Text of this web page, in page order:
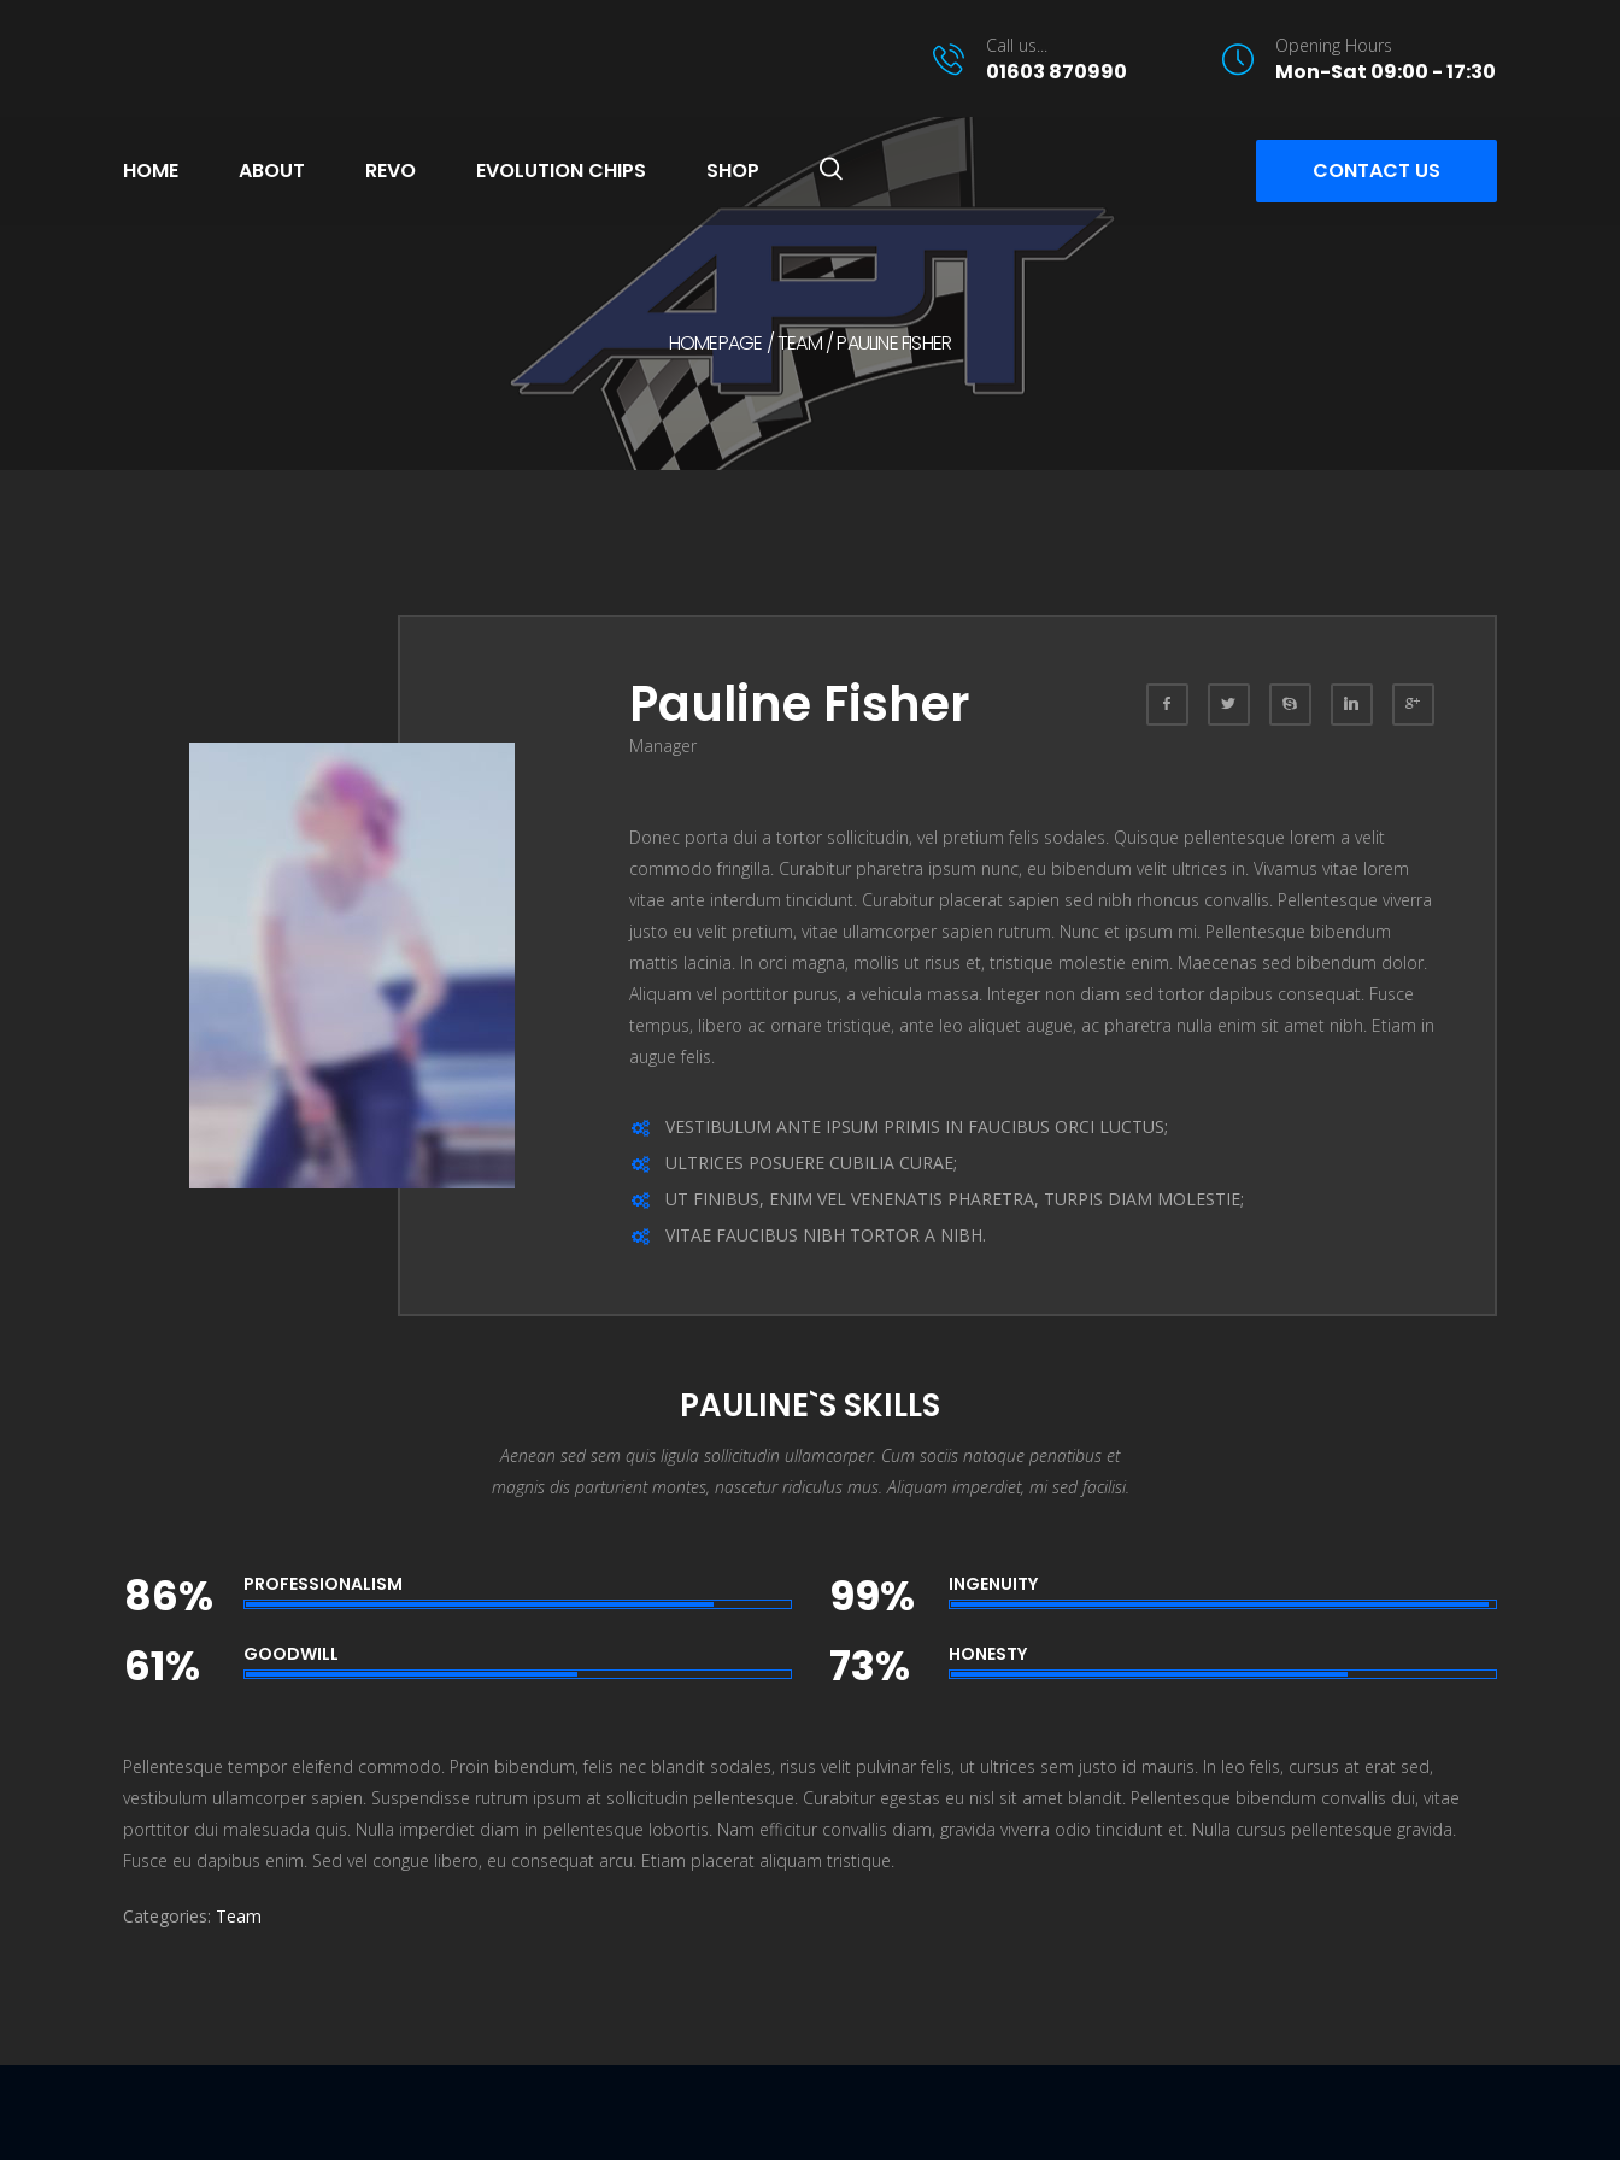
Call us...
01603 870990
Opening Hours
Mon-Sat 09:00 - 17:30
HOME ABOUT REVO EVOLUTION CHIPS SHOP CONTACT US
HOMEPAGE TEAM PAULINE FISHER
Pauline Fisher
Manager
Donec porta dui a tortor sollicitudin, vel pretium felis sodales. Quisque pellentesque lorem a velit
commodo fringilla. Curabitur pharetra ipsum nunc, eu bibendum velit ultrices in. Vivamus vitae lorem
vitae ante interdum tincidunt. Curabitur placerat sapien sed nibh rhoncus convallis. Pellentesque viverra
justo eu velit pretium, vitae ullamcorper sapien rutrum. Nunc et ipsum mi. Pellentesque bibendum
mattis lacinia. In orci magna, mollis ut risus et, tristique molestie enim. Maecenas sed bibendum dolor.
Aliquam vel porttitor purus, a vehicula massa. Integer non diam sed tortor dapibus consequat. Fusce
tempus, libero ac ornare tristique, ante leo aliquet augue, ac pharetra nulla enim sit amet nibh. Etiam in
augue felis.
VESTIBULUM ANTE IPSUM PRIMIS IN FAUCIBUS ORCI LUCTUS;
ULTRICES POSUERE CUBILIA CURAE;
UT FINIBUS, ENIM VEL VENENATIS PHARETRA, TURPIS DIAM MOLESTIE;
VITAE FAUCIBUS NIBH TORTOR A NIBH.
PAULINE`S SKILLS
Aenean sed sem quis ligula sollicitudin ullamcorper. Cum sociis natoque penatibus et
magnis dis parturient montes, nascetur ridiculus mus. Aliquam imperdiet, mi sed facilisi.
PROFESSIONALISM
86% INGENUITY
99%
GOODWILL
61% HONESTY
73%
Pellentesque tempor eleifend commodo. Proin bibendum, felis nec blandit sodales, risus velit pulvinar felis, ut ultrices sem justo id mauris. In leo felis, cursus at erat sed,
vestibulum ullamcorper sapien. Suspendisse rutrum ipsum at sollicitudin pellentesque. Curabitur egestas eu nisl sit amet blandit. Pellentesque bibendum convallis dui, vitae
porttitor dui malesuada quis. Nulla imperdiet diam in pellentesque lobortis. Nam efficitur convallis diam, gravida viverra odio tincidunt et. Nulla cursus pellentesque gravida.
Fusce eu dapibus enim. Sed vel congue libero, eu consequat arcu. Etiam placerat aliquam tristique.
Categories: Team